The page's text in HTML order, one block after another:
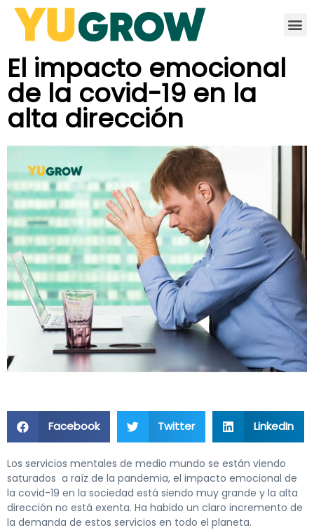
El impacto emocional
de la covid-19 en la
alta dirección
Facebook Twitter LinkedIn
Los servicios mentales de medio mundo se están viendo
saturados a raíz de la pandemia, el impacto emocional de
la covid-19 en la sociedad está siendo muy grande y la alta
dirección no está exenta. Ha habido un claro incremento de
la demanda de estos servicios en todo el planeta.